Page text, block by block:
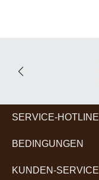
SERVICE-HOTLINE
BEDINGUNGEN
KUNDEN-SERVICE